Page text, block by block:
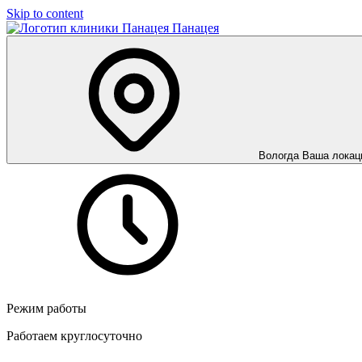
Skip to content
Панацея
Вологда Ваша
Режим работы
Работаем круглосуточно